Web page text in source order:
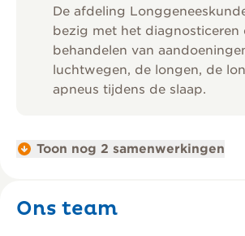
De afdeling
bezig met het diagnosticeren
behandelen van
luchtwegen, de longen, de
apneus tijdens de slaap.
Toon nog 2 samenwerkingen
Ons team